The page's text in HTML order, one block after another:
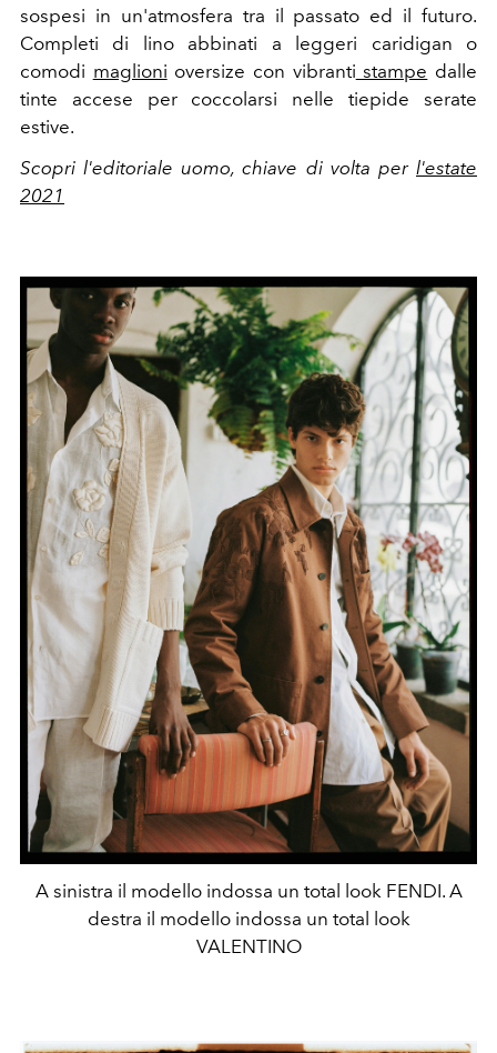
sospesi in un'atmosfera tra il passato ed il futuro.
Completi di lino abbinati a leggeri caridigan o
comodi maglioni oversize con vibranti stampe dalle
tinte accese per coccolarsi nelle tiepide serate
estive.
Scopri l'editoriale uomo, chiave di volta per l'estate
2021
A sinistra il modello indossa un total look FENDI. A
destra il modello indossa un total look
VALENTINO